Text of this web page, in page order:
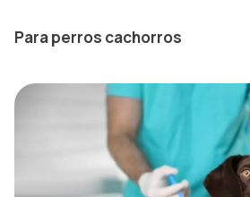
Para perros cachorros